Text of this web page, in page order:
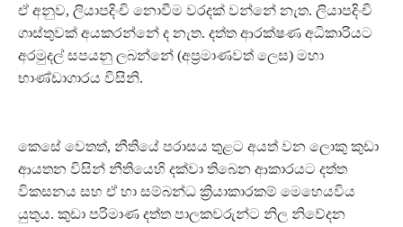
ඒ අනුව, ලියාපදිංචි නොවීම වරදක් වන්නේ නැත. ලියාපදිංචි
ගාස්තුවක් අයකරන්නේ ද නැත. දත්ත ආරක්ෂණ අධිකාරියට
අරමුදල් සපයනු ලබන්නේ (අප්‍රමාණවත් ලෙස) මහා
භාණ්ඩාගාරය විසිනි.
කෙසේ වෙතත්, නීතියේ පරාසය තුළට අයත් වන ලොකු කුඩා
ආයතන විසින් නීතියෙහි දක්වා තිබෙන ආකාරයට දත්ත
විකසනය සහ ඒ හා සම්බන්ධ ක්‍රියාකාරකම් මෙහෙයවිය
යුතුය. කුඩා පරිමාණ දත්ත පාලකවරුන්ට නිල නිවේදන